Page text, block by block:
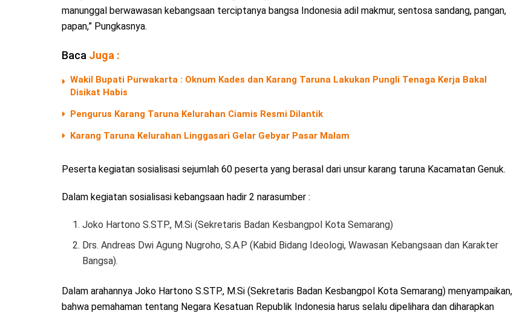
manunggal berwawasan kebangsaan terciptanya bangsa Indonesia adil makmur, sentosa sandang, pangan,
papan,” Pungkasnya.
Baca Juga :
Wakil Bupati Purwakarta : Oknum Kades dan Karang Taruna Lakukan Pungli Tenaga Kerja Bakal
Disikat Habis
Pengurus Karang Taruna Kelurahan Ciamis Resmi Dilantik
Karang Taruna Kelurahan Linggasari Gelar Gebyar Pasar Malam
Peserta kegiatan sosialisasi sejumlah 60 peserta yang berasal dari unsur karang taruna Kacamatan Genuk.
Dalam kegiatan sosialisasi kebangsaan hadir 2 narasumber :
Joko Hartono S.STP., M.Si (Sekretaris Badan Kesbangpol Kota Semarang)
Drs. Andreas Dwi Agung Nugroho, S.A.P (Kabid Bidang Ideologi, Wawasan Kebangsaan dan Karakter
Bangsa).
Dalam arahannya Joko Hartono S.STP., M.Si (Sekretaris Badan Kesbangpol Kota Semarang) menyampaikan,
bahwa pemahaman tentang Negara Kesatuan Republik Indonesia harus selalu dipelihara dan diharapkan